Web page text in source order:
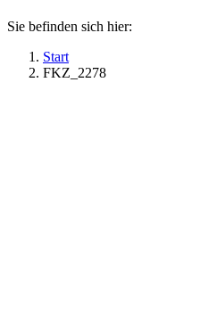
Sie befinden sich hier:
Start
FKZ_2278